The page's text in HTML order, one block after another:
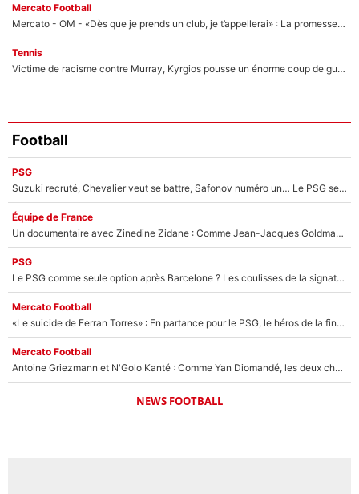
Mercato Football
Mercato - OM - «Dès que je prends un club, je t’appellerai» : La promesse de Marcelino au moment de claquer la porte
Tennis
Victime de racisme contre Murray, Kyrgios pousse un énorme coup de gueule !
Football
PSG
Suzuki recruté, Chevalier veut se battre, Safonov numéro un… Le PSG se lance encore dans un gros chantier pour le poste de gardien de but
Équipe de France
Un documentaire avec Zinedine Zidane : Comme Jean-Jacques Goldman et Mylène Farmer, le nouveau sélectionneur de l'équipe de France a recalé une journaliste très connue
PSG
Le PSG comme seule option après Barcelone ? Les coulisses de la signature historique de Lionel Messi sont révélées au grand jour !
Mercato Football
«Le suicide de Ferran Torres» : En partance pour le PSG, le héros de la finale de la Coupe du monde s'attire les foudres de la presse espagnole !
Mercato Football
Antoine Griezmann et N'Golo Kanté : Comme Yan Diomandé, les deux champions du monde ont refusé de signer au PSG !
NEWS FOOTBALL